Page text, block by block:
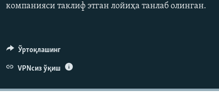
компанияси таклиф этган лойиҳа танлаб олинган.
Ўртоқлашинг
VPNсиз ўқиш